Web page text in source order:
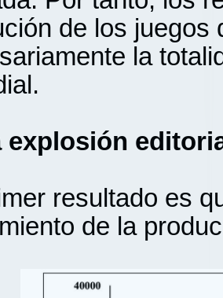
de los juegos
la
explosión
resultado es
de la